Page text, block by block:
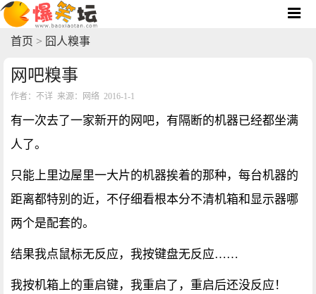
首页 > 囧人糗事
网吧糗事
作者：不详 来源：网络 2016-1-1
有一次去了一家新开的网吧，有隔断的机器已经都坐满
人了。
只能上里边屋里一大片的机器挨着的那种，每台机器的
距离都特别的近，不仔细看根本分不清机箱和显示器哪
两个是配套的。
结果我点鼠标无反应，我按键盘无反应……
我按机箱上的重启键，我重启了，重启后还没反应！